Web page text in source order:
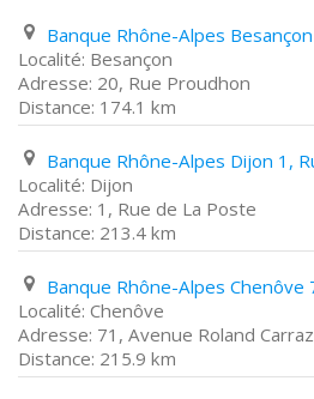
Besançon
20, Rue Proudhon
174.1 km
Dijon
1, Rue de La Poste
213.4 km
Chenôve
71, Avenue Roland Carraz
215.9 km